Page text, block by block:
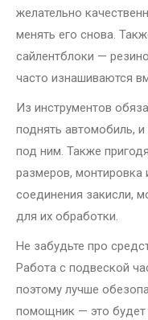
желательно
менять его снова.
сайлентблоки —
часто изнашиваются
Из инструментов
поднять автомобиль,
под ним. Также
размеров, монтировка
соединения закисли,
для их обработки.
Не забудьте про
Работа с подвеской
поэтому лучше
помощник — это